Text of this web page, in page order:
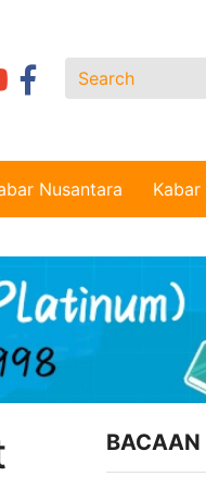
Nusantara Kabar
BACAAN